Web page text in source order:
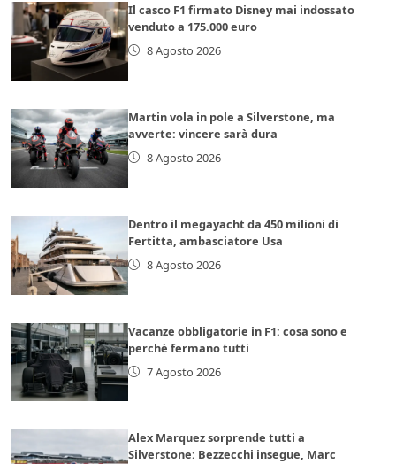
Il casco F1 firmato Disney mai indossato
venduto a 175.000 euro
8 Agosto 2026
Martin vola in pole a Silverstone, ma
avverte: vincere sarà dura
8 Agosto 2026
Dentro il megayacht da 450 milioni di
Fertitta, ambasciatore Usa
8 Agosto 2026
Vacanze obbligatorie in F1: cosa sono e
perché fermano tutti
7 Agosto 2026
Alex Marquez sorprende tutti a
Silverstone: Bezzecchi insegue, Marc